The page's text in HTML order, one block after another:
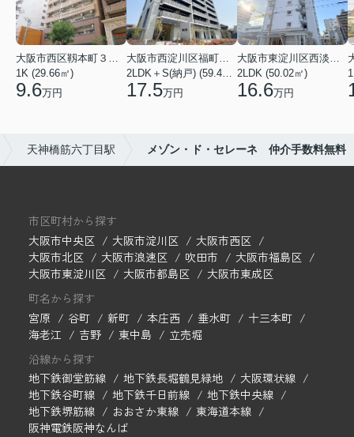
1K (29.66㎡)
9.6万円 17.5万円
2LDK (50.02㎡)
16.6万円
天神橋筋六丁目駅 メゾン・ド・セレーネ 仲介手数料無料
市区町村から探す
大阪市中央区
大阪市淀川区
大阪市西区
大阪市北区
大阪市浪速区 吹田市
大阪市福島区
大阪市東淀川区
大阪市都島区
大阪市東成区
町名から探す
宮原
谷町 新町 本庄西 垂水町
十三本町
海老江
吉野 東中島
立売堀
沿線から探す
地下鉄御堂筋線
地下鉄長堀鶴見緑地
大阪環状線
地下鉄谷町線
地下鉄千日前線
地下鉄中央線
地下鉄堺筋線
おおさか東線
東海道本線
阪神電鉄阪神なんば